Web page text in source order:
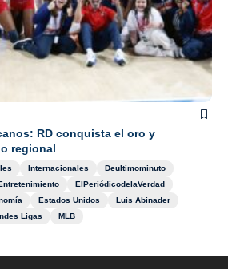
RD conquista el oro y
regional
Internacionales
Deultimominuto
Entretenimiento
ElPeriódicodelaVerdad
Estados Unidos
Luis Abinader
Ligas MLB